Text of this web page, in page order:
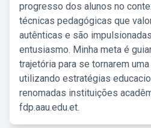
progresso dos alunos no
técnicas pedagógicas que
autênticas e são
entusiasmo. Minha meta é
trajetória para se tornarem
utilizando estratégias
renomadas instituições
fdp.aau.edu.et.